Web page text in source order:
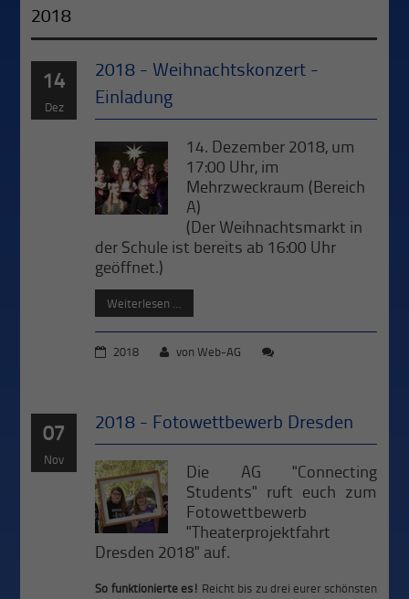
2018
14
Dez
2018 - Weihnachtskonzert -
Einladung
14. Dezember 2018, um
17:00 Uhr, im
Mehrzweckraum (Bereich
A)
(Der Weihnachtsmarkt in
der Schule ist bereits ab 16:00 Uhr
geöffnet.)
Weiterlesen …
2018 vonWeb-AG
07
Nov
2018 - Fotowettbewerb Dresden
Die AG "Connecting
Students" ruft euch zum
Fotowettbewerb
"Theaterprojektfahrt
Dresden 2018" auf.
So funktionierte es! Reicht bis zu drei eurer schönsten